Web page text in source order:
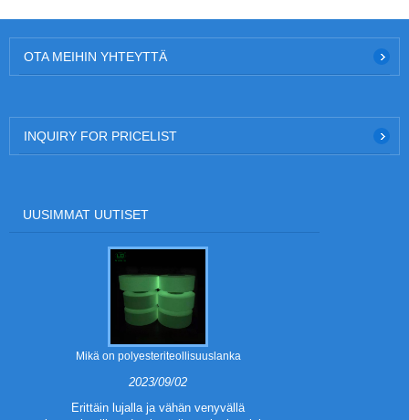
OTA MEIHIN YHTEYTTÄ
INQUIRY FOR PRICELIST
UUSIMMAT UUTISET
Mikä on polyesteriteollisuuslanka
2023/09/02
Erittäin lujalla ja vähän venyvällä